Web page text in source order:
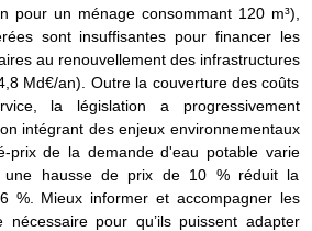
pour un ménage consommant 120 m³),
sont insuffisantes pour financer les
au renouvellement des infrastructures
Md€/an). Outre la couverture des coûts
la législation a progressivement
intégrant des enjeux environnementaux
prix de la demande d'eau potable varie
hausse de prix de 10 % réduit la
%. Mieux informer et accompagner les
nécessaire pour qu’ils puissent adapter